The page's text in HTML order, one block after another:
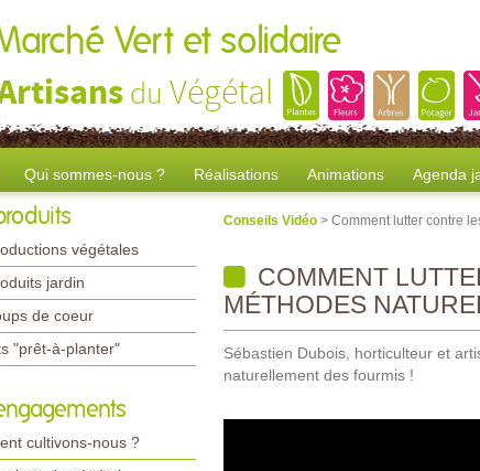
Vert et solidaire
du Végétal
Qui sommes-nous ? Réalisations Animations Agenda
végétales
jardin
de coeur
"prêt-à-planter"
cultivons-nous ?
Conseils Vidéo > Comment lutter contre
COMMENT
MÉTHODES
Sébastien Dubois, horticulteur et
naturellement des fourmis !